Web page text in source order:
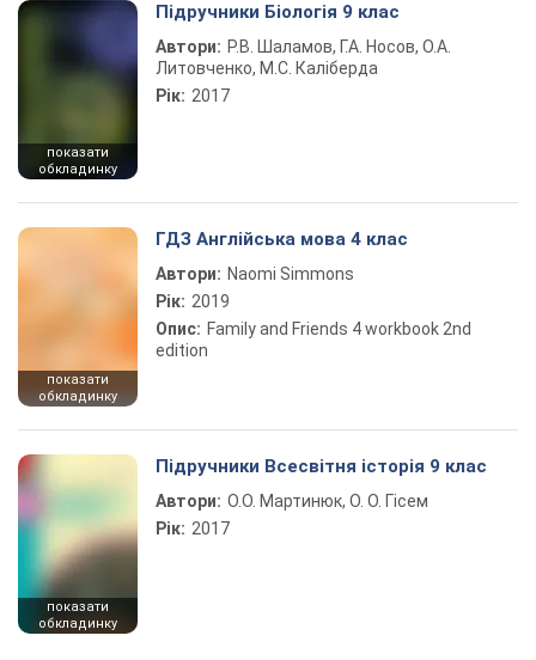
показати
обкладинку
Підручники Біологія 9 клас
Автори: Р.В. Шаламов, Г.А. Носов, О.А.
Литовченко, М.С. Каліберда
Рік: 2017
показати
обкладинку
ГДЗ Англійська мова 4 клас
Автори: Naomi Simmons
Рік: 2019
Опис: Family and Friends 4 workbook 2nd
edition
показати
обкладинку
Підручники Всесвітня історія 9 клас
Автори: О.О. Мартинюк, О. О. Гісем
Рік: 2017